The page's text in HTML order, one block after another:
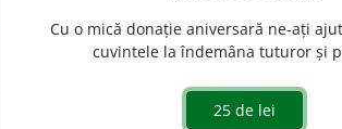
surse
Cu o mică donație aniversară ne-ați
cuvintele la îndemâna tuturor și